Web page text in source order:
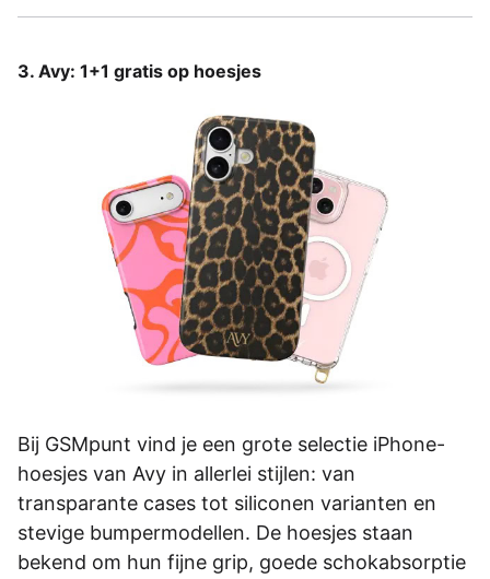
3. Avy: 1+1 gratis op hoesjes
Bij GSMpunt vind je een grote selectie iPhone-
hoesjes van Avy in allerlei stijlen: van
transparante cases tot siliconen varianten en
stevige bumpermodellen. De hoesjes staan
bekend om hun fijne grip, goede schokabsorptie